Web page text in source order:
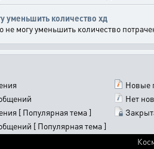
уменьшить количество хд
не могу уменьшить количество
Новые
Нет
[ Популярная тема ]
[ Популярная тема ]